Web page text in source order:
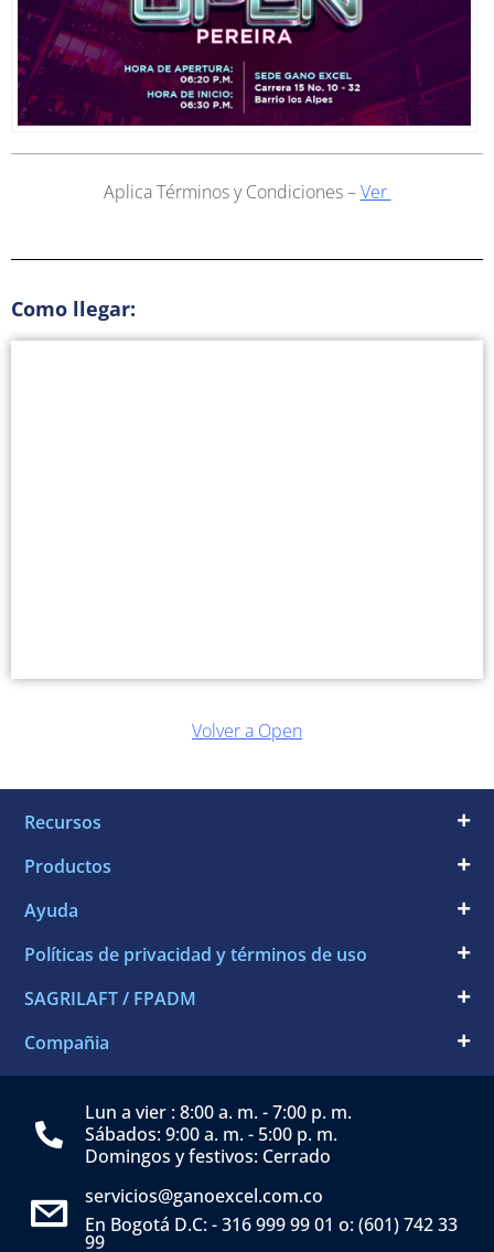
Aplica Términos y Condiciones –Ver
Como llegar:
Volver a Open
Recursos
Productos
Ayuda
Políticas de privacidad y términos de uso
SAGRILAFT / FPADM
Compañia
Lun a vier : 8:00 a. m. - 7:00 p. m.
Sábados: 9:00 a. m. - 5:00 p. m.
Domingos y festivos: Cerrado
servicios@ganoexcel.com.co
En Bogotá D.C: - 316 999 99 01 o: (601) 742 33
99